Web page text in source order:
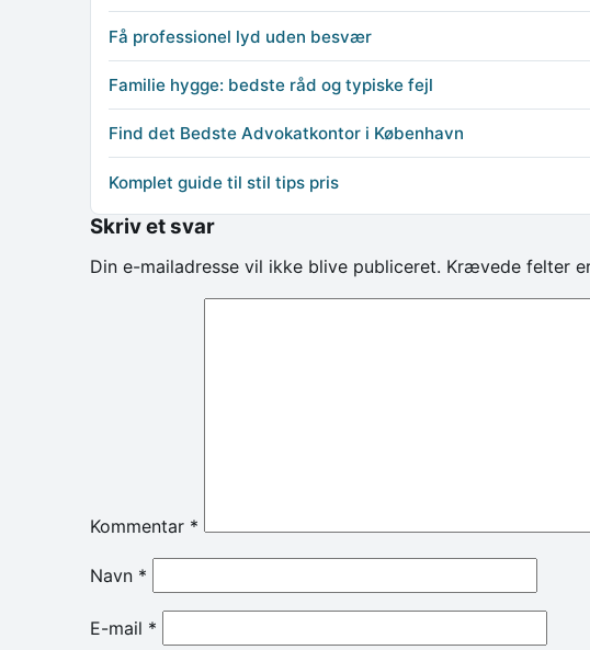
Få professionel lyd uden besvær
Familie hygge: bedste råd og typiske fejl
Find det Bedste Advokatkontor i København
Komplet guide til stil tips pris
Skriv et svar
Din e-mailadresse vil ikke blive publiceret. Krævede felter
Kommentar *
Navn *
E-mail *